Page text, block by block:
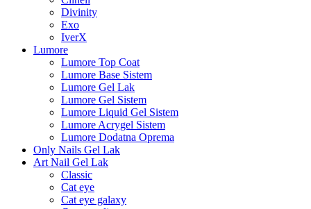
Divinity
Exo
IverX
Lumore
Lumore Top Coat
Lumore Base Sistem
Lumore Gel Lak
Lumore Gel Sistem
Lumore Liquid Gel Sistem
Lumore Acrygel Sistem
Lumore Dodatna Oprema
Only Nails Gel Lak
Art Nail Gel Lak
Classic
Cat eye
Cat eye galaxy